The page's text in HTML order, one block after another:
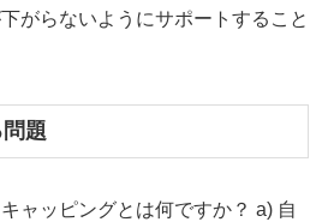
がらないようにサポートすること
題
ャッピングとは何ですか？ a) 自